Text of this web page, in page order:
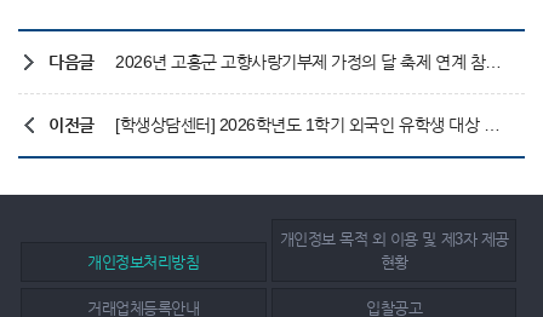
다음글 2026년 고흥군 고향사랑기부제 가정의 달 축제 연계 참여 확대 이벤트
이전글
개인정보처리방침
개인정보 목적 외 이용 및 제3자 제공
현황
거래업체등록안내 입찰공고